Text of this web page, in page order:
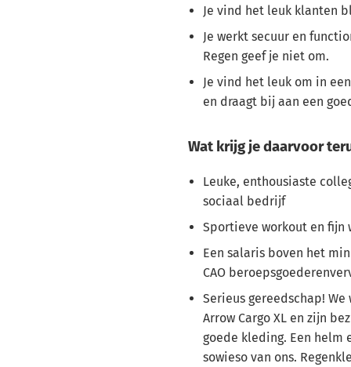
Je vind het leuk klanten
Je werkt secuur en
Regen geef je niet om.
Je vind het leuk om in
en draagt bij aan een
Wat krijg je daarvoor
Leuke, enthousiaste
sociaal bedrijf
Sportieve workout en fijn
Een salaris boven het
CAO
Serieus gereedschap!
Arrow Cargo XL en zijn
goede kleding. Een helm
sowieso van ons.